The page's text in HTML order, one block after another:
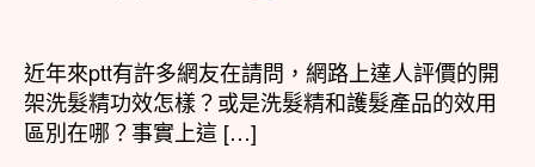
者
佈
日
期
近年來ptt有許多網友在請問，網路上達人評價的開
架洗髮精功效怎樣？或是洗髮精和護髮產品的效用
區別在哪？事實上這 […]